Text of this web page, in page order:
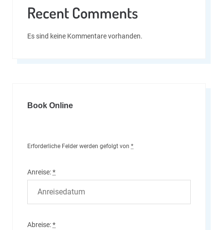
Recent Comments
Es sind keine Kommentare vorhanden.
Book Online
Erforderliche Felder werden gefolgt von *
Anreise:*
Abreise:*